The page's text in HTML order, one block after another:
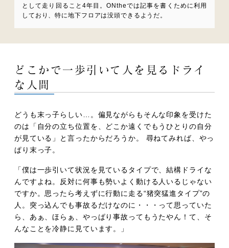
として走り回ること4年目。ONtheでは記事を書くために利用
しており、特に地下フロアは没頭できるようだ。
どこかで一歩引いて人を見るドライ
な人間
どうも末っ子らしい…。偏見ながらもそんな印象を受けた
のは「自分の立ち位置を、どこか遠くでもうひとりの自分
が見ている」と言ったからだろうか。 尋ねてみれば、やっ
ぱり末っ子。
「僕は一歩引いて状況を見ているタイプで、結構ドライな
んですよね。反対に何事も勢いよく動ける人いるじゃない
ですか。思ったら考えずに行動に走る“猪突猛進タイプ”の
人。突っ込んでも事故るだけなのに・・・って思っていた
ら、あぁ、ほらぁ、やっぱり事故ってもうたやん！て、そ
んなことを冷静に見ています。」